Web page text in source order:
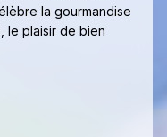
la gourmandise
le plaisir de bien